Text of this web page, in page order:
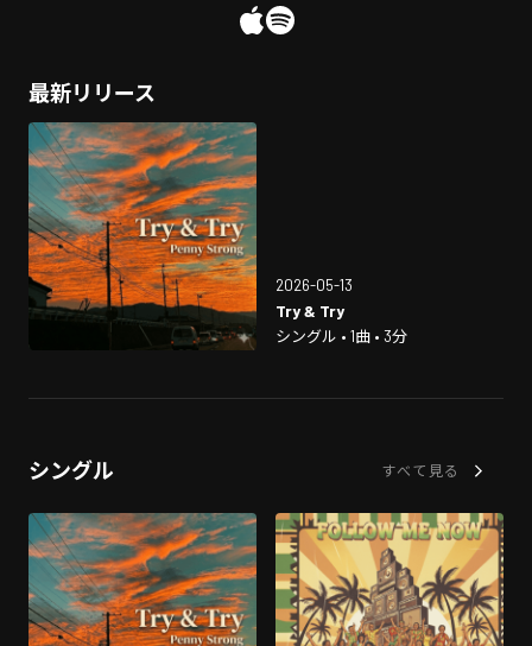
最新リリース
2026-05-13
Try & Try
シングル • 1曲 • 3分
シングル すべて見る